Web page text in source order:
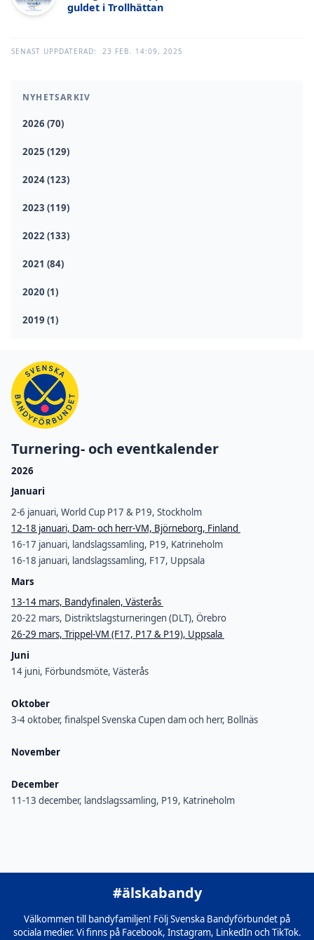
NYHETSARKIV
2026 (70)
2025 (129)
2024 (123)
2023 (119)
2022 (133)
2021 (84)
2020 (1)
2019 (1)
guldet i Trollhättan
SENAST UPPDATERAD: 23 FEB. 14:09, 2025
Turnering- och eventkalender
2026
Januari
2-6 januari, World Cup P17 & P19, Stockholm
12-18 januari, Dam- och herr-VM, Björneborg, Finland
16-17 januari, landslagssamling, P19, Katrineholm
16-18 januari, landslagssamling, F17, Uppsala
Mars
13-14 mars, Bandyfinalen, Västerås
20-22 mars, Distriktslagsturneringen (DLT), Örebro
26-29 mars, Trippel-VM (F17, P17 & P19), Uppsala
Juni
14 juni, Förbundsmöte, Västerås
Oktober
3-4 oktober, finalspel Svenska Cupen dam och herr, Bollnäs
November
December
11-13 december, landslagssamling, P19, Katrineholm
#älskabandy
Välkommen till bandyfamiljen! Följ Svenska Bandyförbundet på
sociala medier. Vi finns på Facebook, Instagram, LinkedIn och TikTok.